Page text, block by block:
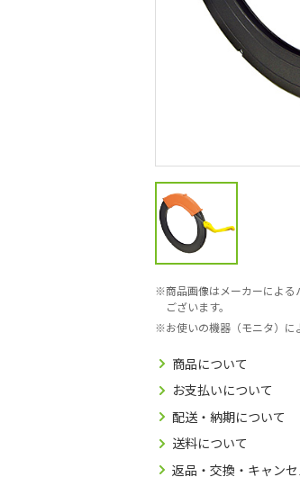
商品画像はメーカーによ
ございます。
お使いの機器（モニタ）に
商品について
お支払いについて
配送・納期について
送料について
返品・交換・キャン